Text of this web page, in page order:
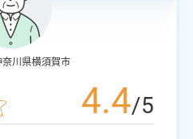
奈川県横須賀市
4.4/5